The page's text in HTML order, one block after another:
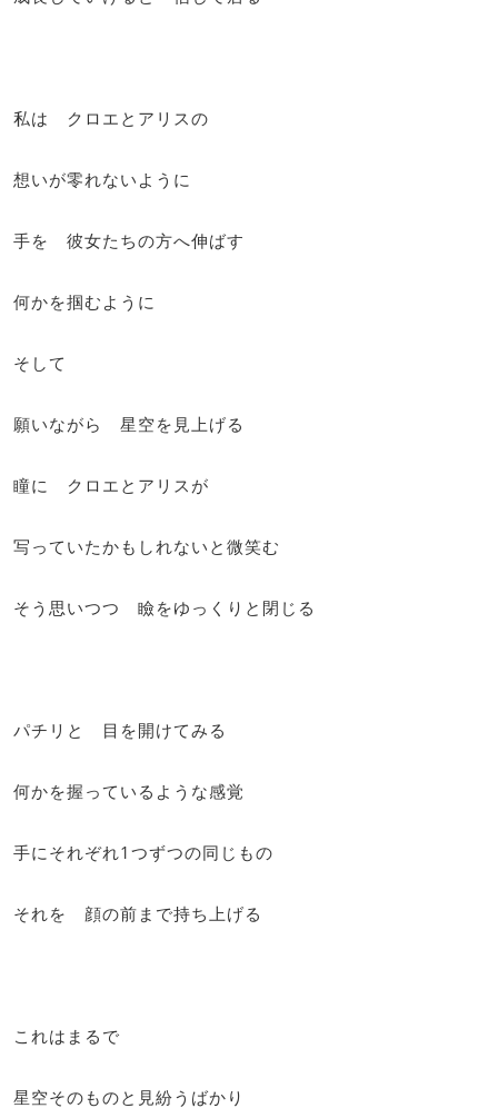
私は クロエとアリスの
想いが零れないように
手を 彼女たちの方へ伸ばす
何かを掴むように
そして
願いながら 星空を見上げる
瞳に クロエとアリスが
写っていたかもしれないと微笑む
そう思いつつ 瞼をゆっくりと閉じる
パチリと 目を開けてみる
何かを握っているような感覚
手にそれぞれ1つずつの同じもの
それを 顔の前まで持ち上げる
これはまるで
星空そのものと見紛うばかり